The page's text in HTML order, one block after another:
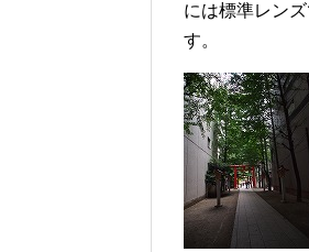
には標準レン
す。